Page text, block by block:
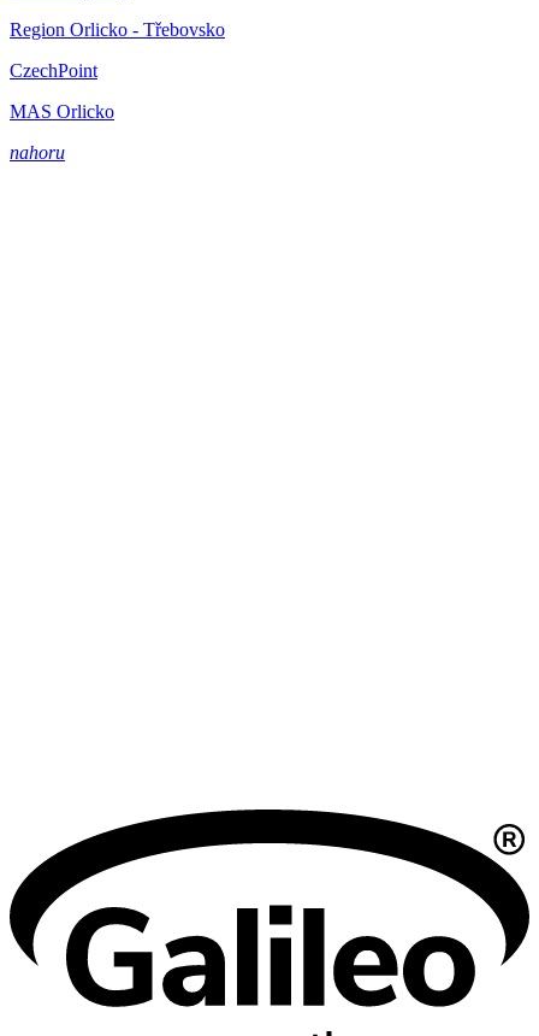
Region Orlicko - Třebovsko
CzechPoint
MAS Orlicko
nahoru